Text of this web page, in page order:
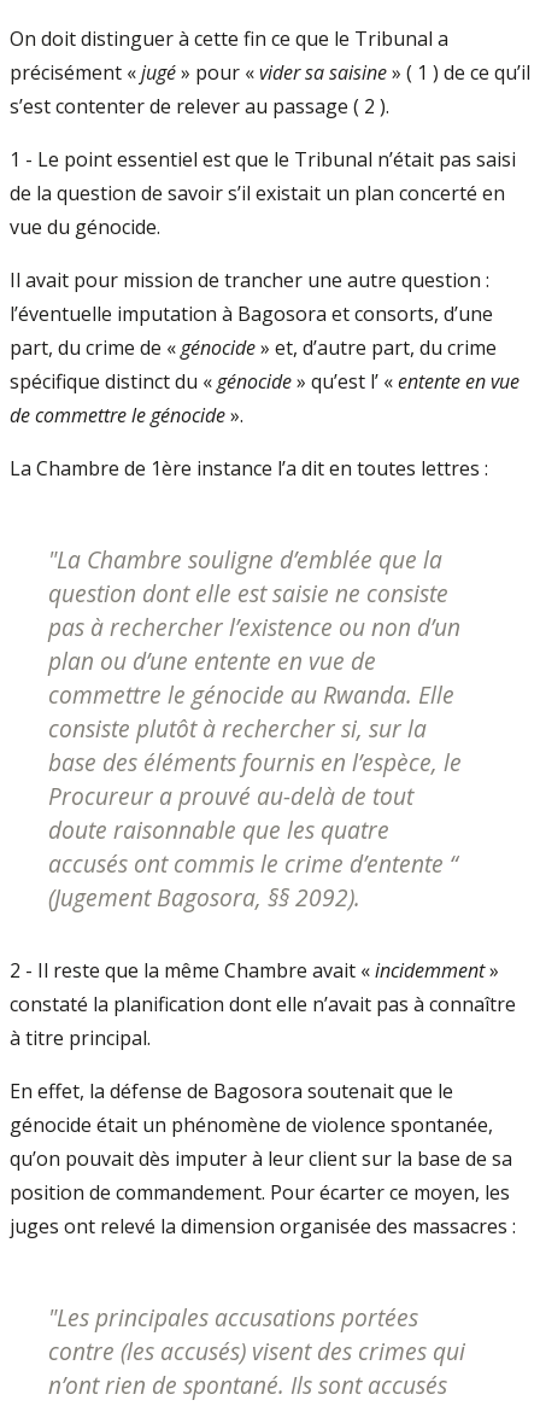
On doit distinguer à cette fin ce que le Tribunal a
précisément «jugé» pour «vider sa saisine» ( 1 ) de ce qu’il
s’est contenter de relever au passage ( 2 ).
1 - Le point essentiel est que le Tribunal n’était pas saisi
de la question de savoir s’il existait un plan concerté en
vue du génocide.
Il avait pour mission de trancher une autre question :
l’éventuelle imputation à Bagosora et consorts, d’une
part, du crime de «génocide» et, d’autre part, du crime
spécifique distinct du «génocide» qu’est l’ «entente en vue
de commettre le génocide».
La Chambre de 1ère instance l’a dit en toutes lettres :
"La Chambre souligne d’emblée que la
question dont elle est saisie ne consiste
pas à rechercher l’existence ou non d’un
plan ou d’une entente en vue de
commettre le génocide au Rwanda. Elle
consiste plutôt à rechercher si, sur la
base des éléments fournis en l’espèce, le
Procureur a prouvé au-delà de tout
doute raisonnable que les quatre
accusés ont commis le crime d’entente “
(Jugement Bagosora, §§ 2092).
2 - Il reste que la même Chambre avait «incidemment»
constaté la planification dont elle n’avait pas à connaître
à titre principal.
En effet, la défense de Bagosora soutenait que le
génocide était un phénomène de violence spontanée,
qu’on pouvait dès imputer à leur client sur la base de sa
position de commandement. Pour écarter ce moyen, les
juges ont relevé la dimension organisée des massacres :
"Les principales accusations portées
contre (les accusés) visent des crimes qui
n’ont rien de spontané. Ils sont accusés